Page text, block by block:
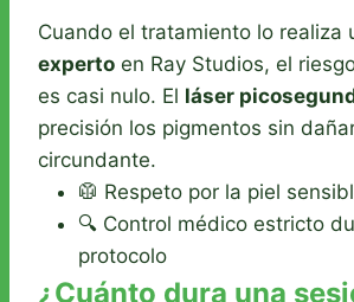
Cuando el tratamiento lo realiza
experto en Ray Studios, el
es casi nulo. El láser
precisión los pigmentos sin
circundante.
🥼 Respeto por la piel
🔍 Control médico estricto
protocolo
¿Cuánto dura una